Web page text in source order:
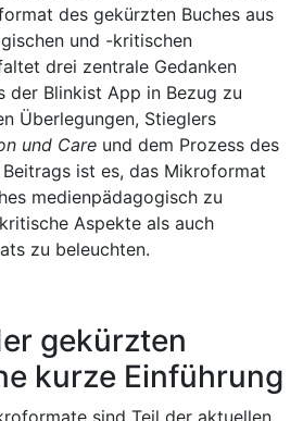
des gekürzten Buches aus
und -kritischen
drei zentrale Gedanken
der Blinkist App in Bezug zu
Überlegungen, Stieglers
und Care und dem Prozess des
ist es, das Mikroformat
medienpädagogisch zu
Aspekte als auch
zu beleuchten.
gekürzten
kurze Einführung
sind Teil der aktuellen